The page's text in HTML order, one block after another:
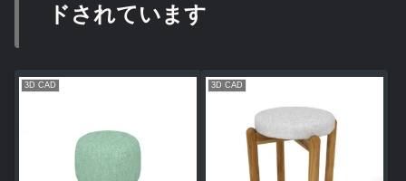
ドされています
3D CAD 3D CAD